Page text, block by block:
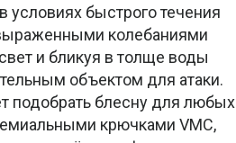
условиях быстрого течения
колебаниями
и бликуя в толще воды
объектом для атаки.
подобрать блесну для любых
крючками VMC,